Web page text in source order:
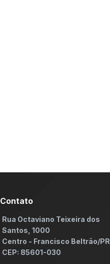
Contato
Rua Octaviano Teixeira dos
Santos, 1000
Centro - Francisco Beltrão/PR
CEP: 85601-030